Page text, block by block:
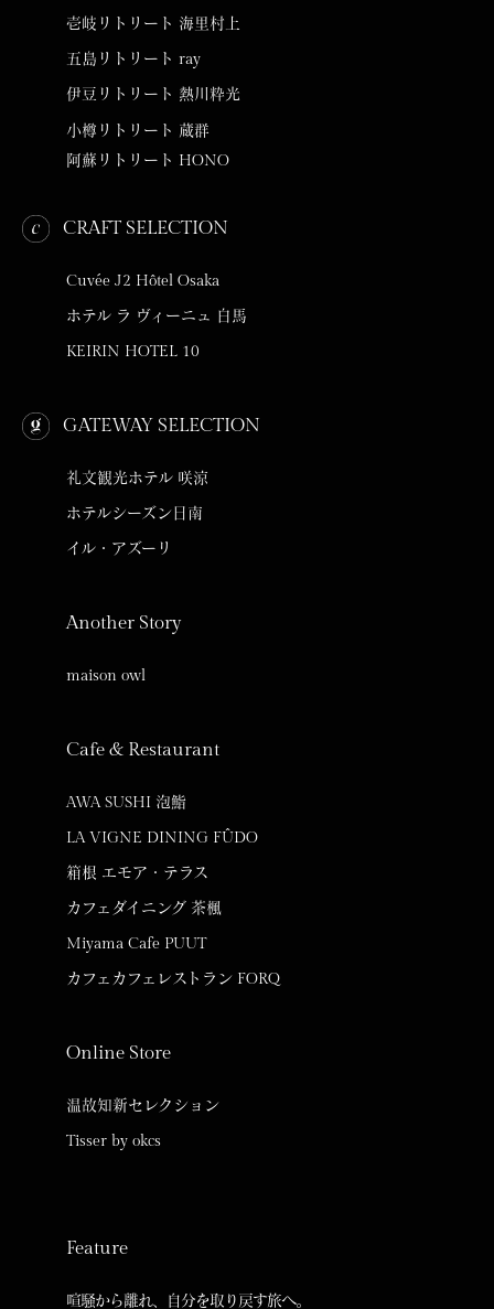
壱岐リトリート 海里村上
五島リトリート ray
伊豆リトリート 熱川粋光
小樽リトリート 蔵群
阿蘇リトリート HONO
CRAFT SELECTION
Cuvée J2 Hôtel Osaka
ホテル ラ ヴィーニュ 白馬
KEIRIN HOTEL 10
GATEWAY SELECTION
礼文観光ホテル 咲涼
ホテルシーズン日南
イル・アズーリ
Another Story
maison owl
Cafe & Restaurant
AWA SUSHI 泡鮨
LA VIGNE DINING FÛDO
箱根 エモア・テラス
カフェダイニング 茶楓
Miyama Cafe PUUT
カフェカフェレストラン FORQ
Online Store
温故知新セレクション
Tisser by okcs
Feature
喧騒から離れ、自分を取り戻す旅へ。